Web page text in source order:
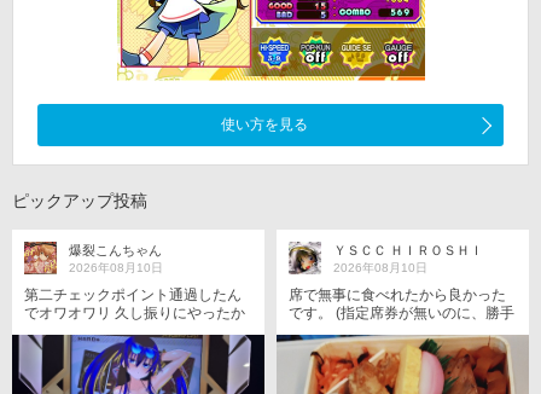
使い方を見る
ピックアップ投稿
爆裂こんちゃん
2026年08月10日
第二チェックポイント通過したん
でオワオワリ 久し振りにやったか
ら鈍ってたなぁと思う1日 クロは
大盛かぁ
ＹＳＣＣ ＨＩＲＯＳＨＩ
2026年08月10日
席で無事に食べれたから良かった
です。 (指定席券が無いのに、勝手
に座り、寝る輩がいてもおかしく
ない世の中ですから) #eアミュ飯
テロ部 #eAM飯テロ部 #飯テロ部